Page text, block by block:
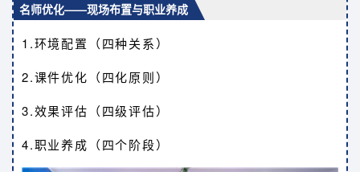
名师优化——现场布置与职业养成
1.环境配置（四种关系）
2.课件优化（四化原则）
3.效果评估（四级评估）
4.职业养成（四个阶段）